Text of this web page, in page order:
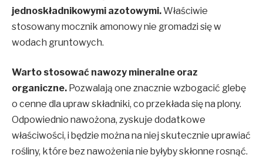
jednoskładnikowymi azotowymi.Właściwie
stosowany mocznik amonowy nie gromadzi się w
wodach gruntowych.
Warto stosować nawozy mineralne oraz
organiczne. Pozwalają one znacznie wzbogacić glebę
o cenne dla upraw składniki, co przekłada się na plony.
Odpowiednio nawożona, zyskuje dodatkowe
właściwości, i będzie można na niej skutecznie uprawiać
rośliny, które bez nawożenia nie byłyby skłonne rosnąć.